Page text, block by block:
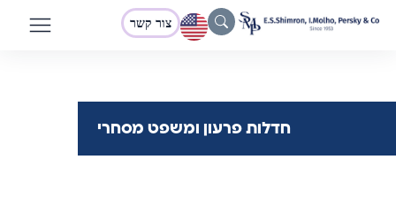
צור קשר
חדלות פרעון ומשפט מסחרי